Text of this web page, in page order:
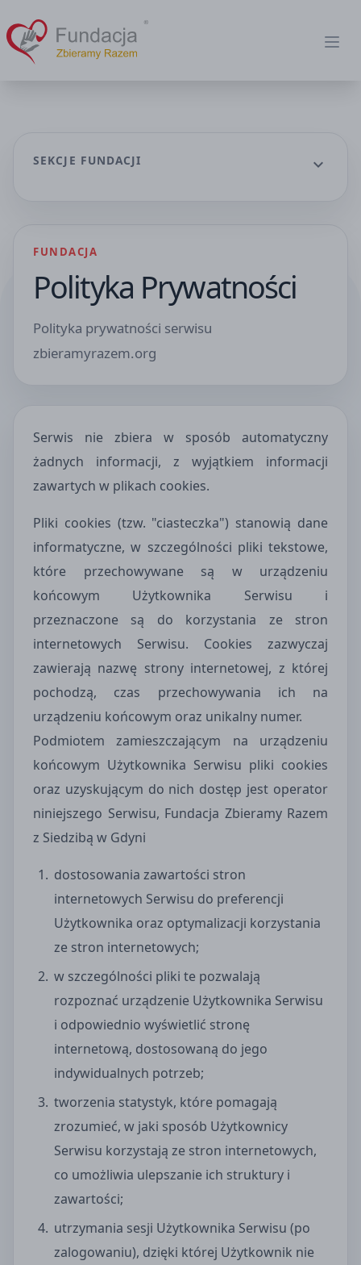
Fundacja Zbieramy Razem
SEKCJE FUNDACJI expand_more
FUNDACJA
Polityka Prywatności
Polityka prywatności serwisu
zbieramyrazem.org
Serwis nie zbiera w sposób automatyczny
żadnych informacji, z wyjątkiem informacji
zawartych w plikach cookies.
Pliki cookies (tzw. "ciasteczka") stanowią dane
informatyczne, w szczególności pliki tekstowe,
które przechowywane są w urządzeniu
końcowym Użytkownika Serwisu i
przeznaczone są do korzystania ze stron
internetowych Serwisu. Cookies zazwyczaj
zawierają nazwę strony internetowej, z której
pochodzą, czas przechowywania ich na
urządzeniu końcowym oraz unikalny numer.
Podmiotem zamieszczającym na urządzeniu
końcowym Użytkownika Serwisu pliki cookies
oraz uzyskującym do nich dostęp jest operator
niniejszego Serwisu, Fundacja Zbieramy Razem
z Siedzibą w Gdyni
dostosowania zawartości stron
internetowych Serwisu do preferencji
Użytkownika oraz optymalizacji korzystania
ze stron internetowych;
w szczególności pliki te pozwalają
rozpoznać urządzenie Użytkownika Serwisu
i odpowiednio wyświetlić stronę
internetową, dostosowaną do jego
indywidualnych potrzeb;
tworzenia statystyk, które pomagają
zrozumieć, w jaki sposób Użytkownicy
Serwisu korzystają ze stron internetowych,
co umożliwia ulepszanie ich struktury i
zawartości;
utrzymania sesji Użytkownika Serwisu (po
zalogowaniu), dzięki której Użytkownik nie